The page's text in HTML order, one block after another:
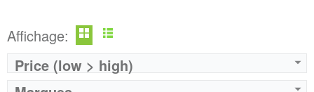
Affichage:
Price (low > high)